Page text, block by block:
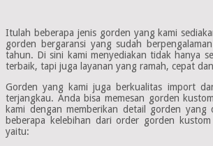
Itulah beberapa jenis gorden yang kami
gorden bergaransi yang sudah
tahun. Di sini kami menyediakan tidak hanya
terbaik, tapi juga layanan yang ramah, cepat
Gorden yang kami juga berkualitas import
terjangkau. Anda bisa memesan gorden
kami dengan memberikan detail gorden yang
beberapa kelebihan dari order gorden
yaitu: